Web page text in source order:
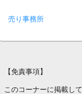
売り事務所
【免責事項】
このコーナーに掲載し